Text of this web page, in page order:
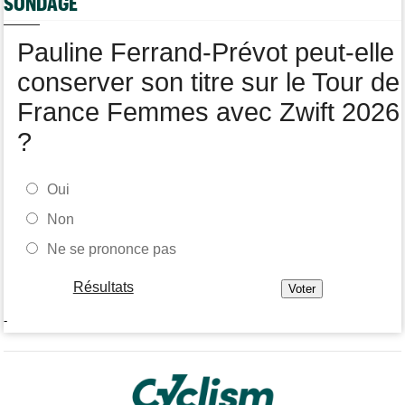
Route
05/08
Tour de Pologne
Jamais 2 sans 3 pour Jonathan Milan, vainqueur de la 3e étape !
Pauline Ferrand-Prévot peut-elle
conserver son titre sur le Tour de
France Femmes avec Zwift 2026
?
Oui
Non
Ne se prononce pas
Résultats
-